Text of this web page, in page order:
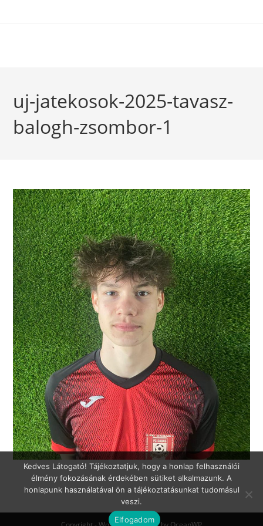
uj-jatekosok-2025-tavasz-
balogh-zsombor-1
Kedves Látogató! Tájékoztatjuk, hogy a honlap felhasználói
élmény fokozásának érdekében sütiket alkalmazunk. A
honlapunk használatával ön a tájékoztatásunkat tudomásul
veszi.
Elfogadom